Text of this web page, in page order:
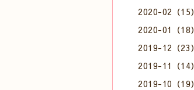
2020-02（15）
2020-01（18）
2019-12（23）
2019-11（14）
2019-10（19）